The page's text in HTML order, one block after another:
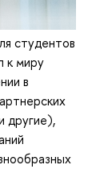
студентов
к миру
в
другие),